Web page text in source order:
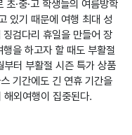
·중·고 학생들의 여름방학
있기 때문에 여행 최대 성
검다리 휴일을 만들어 장
을 하고자 할 때도 부활절
터 부활절 시즌 특가 상품
기간에도 긴 연휴 기간을
외여행이 집중된다.